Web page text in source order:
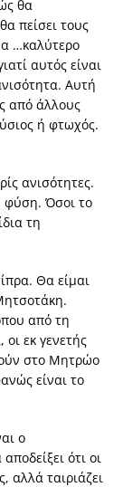
θα
πείσει τους
…καλύτερο
αυτός είναι
Aυτή
από άλλους
ή φτωχός.
ανισότητες.
φύση. Όσοι το
τη
Θα είμαι
από τη
εκ γενετής
στο Μητρώο
είναι το
ο
ότι οι
αλλά ταιριάζει